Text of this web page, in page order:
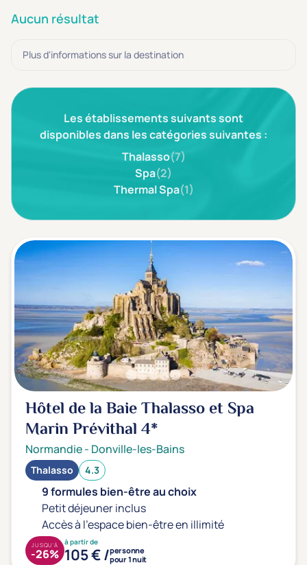
Note de nos clients
(0)
Très bien: 3.5+
Ville
(0)
Montagne
Campagne
(0)
Type de séjour
Thalasso Thermal Spa Spa
Thématiques bien-être
Accès à l'espace bien-être
Massage, détente, Rituel du monde
Remise en forme
Beauté & anti-âge
Silhouette, Minceur
Gestion du stress / sommeil
Aucun résultat
Plus d'informations sur la destination
Les établissements suivants sont
disponibles dans les catégories suivantes :
Thalasso(7)
Spa(2)
Thermal Spa(1)
Hôtel de la Baie Thalasso et Spa
Marin Prévithal4*
Normandie- Donville-les-Bains
Thalasso 4.3
9 formules bien-être au choix
Petit déjeuner inclus
Accès à l'espace bien-être en illimité
à partir de
105 € /personne
pour 1 nuit
JUSQU'À
-26%